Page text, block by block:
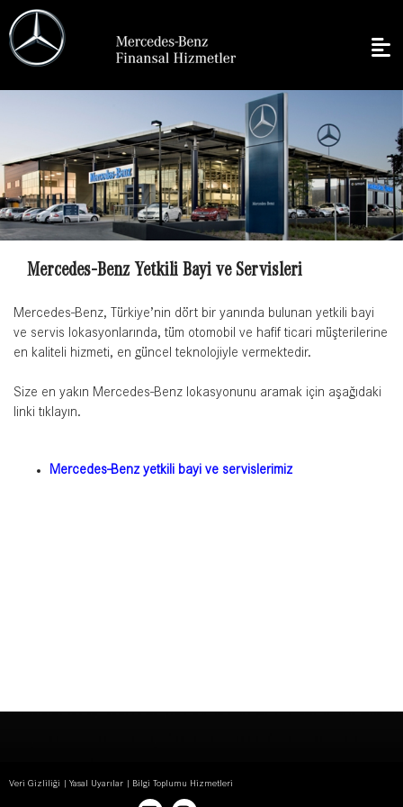
Mercedes-Benz Yetkili Bayi ve Servisleri
Mercedes-Benz, Türkiye’nin dört bir yanında bulunan yetkili bayi
ve servis lokasyonlarında, tüm otomobil ve hafif ticari müşterilerine
en kaliteli hizmeti, en güncel teknolojiyle vermektedir.
Size en yakın Mercedes-Benz lokasyonunu aramak için aşağıdaki
linki tıklayın.
Mercedes-Benz yetkili bayi ve servislerimiz
Veri Gizliliği Yasal Uyarılar Bilgi Toplumu Hizmetleri